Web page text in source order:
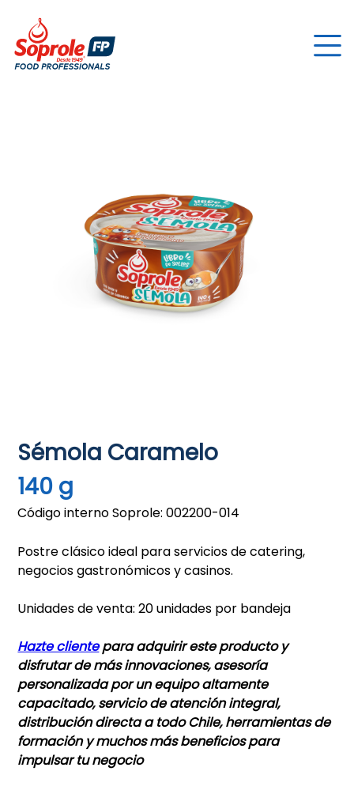
Sémola Caramelo
140 g
Código interno Soprole: 002200-014
Postre clásico ideal para servicios de catering,
negocios gastronómicos y casinos.
Unidades de venta: 20 unidades por bandeja
Hazte clientepara adquirir este producto y
disfrutar de más innovaciones, asesoría
personalizada por un equipo altamente
capacitado, servicio de atención integral,
distribución directa a todo Chile, herramientas de
formación y muchos más beneficios para
impulsar tu negocio